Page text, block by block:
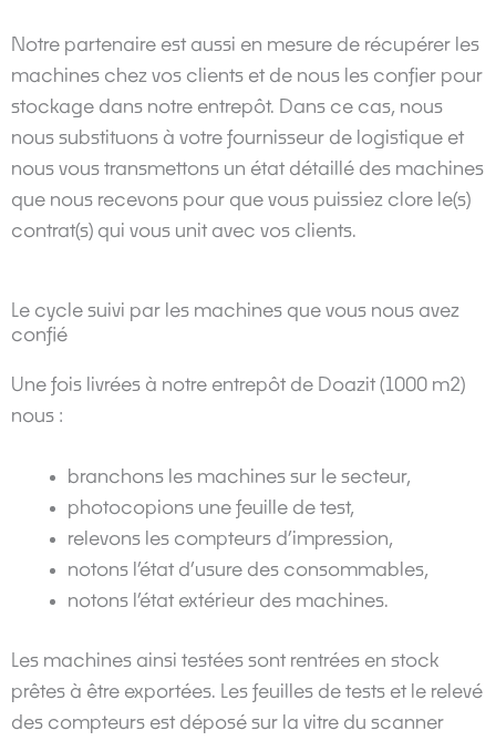
Notre partenaire est aussi en mesure de récupérer les
machines chez vos clients et de nous les confier pour
stockage dans notre entrepôt. Dans ce cas, nous
nous substituons à votre fournisseur de logistique et
nous vous transmettons un état détaillé des machines
que nous recevons pour que vous puissiez clore le(s)
contrat(s) qui vous unit avec vos clients.
Le cycle suivi par les machines que vous nous avez
confié
Une fois livrées à notre entrepôt de Doazit (1000 m2)
nous :
branchons les machines sur le secteur,
photocopions une feuille de test,
relevons les compteurs d’impression,
notons l’état d’usure des consommables,
notons l’état extérieur des machines.
Les machines ainsi testées sont rentrées en stock
prêtes à être exportées. Les feuilles de tests et le relevé
des compteurs est déposé sur la vitre du scanner